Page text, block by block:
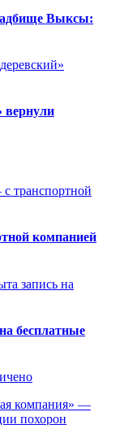
Выксы:
вернули
компанией
бесплатные